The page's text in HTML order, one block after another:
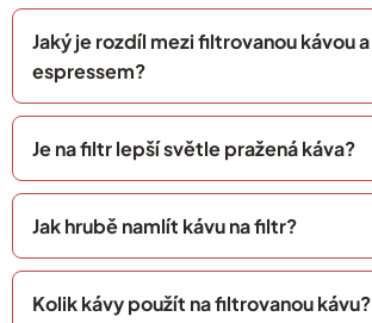
Jaký je rozdíl mezi filtrovanou kávou a
espressem?
Je na filtr lepší světle pražená káva?
Jak hrubě namlít kávu na filtr?
Kolik kávy použít na filtrovanou kávu?